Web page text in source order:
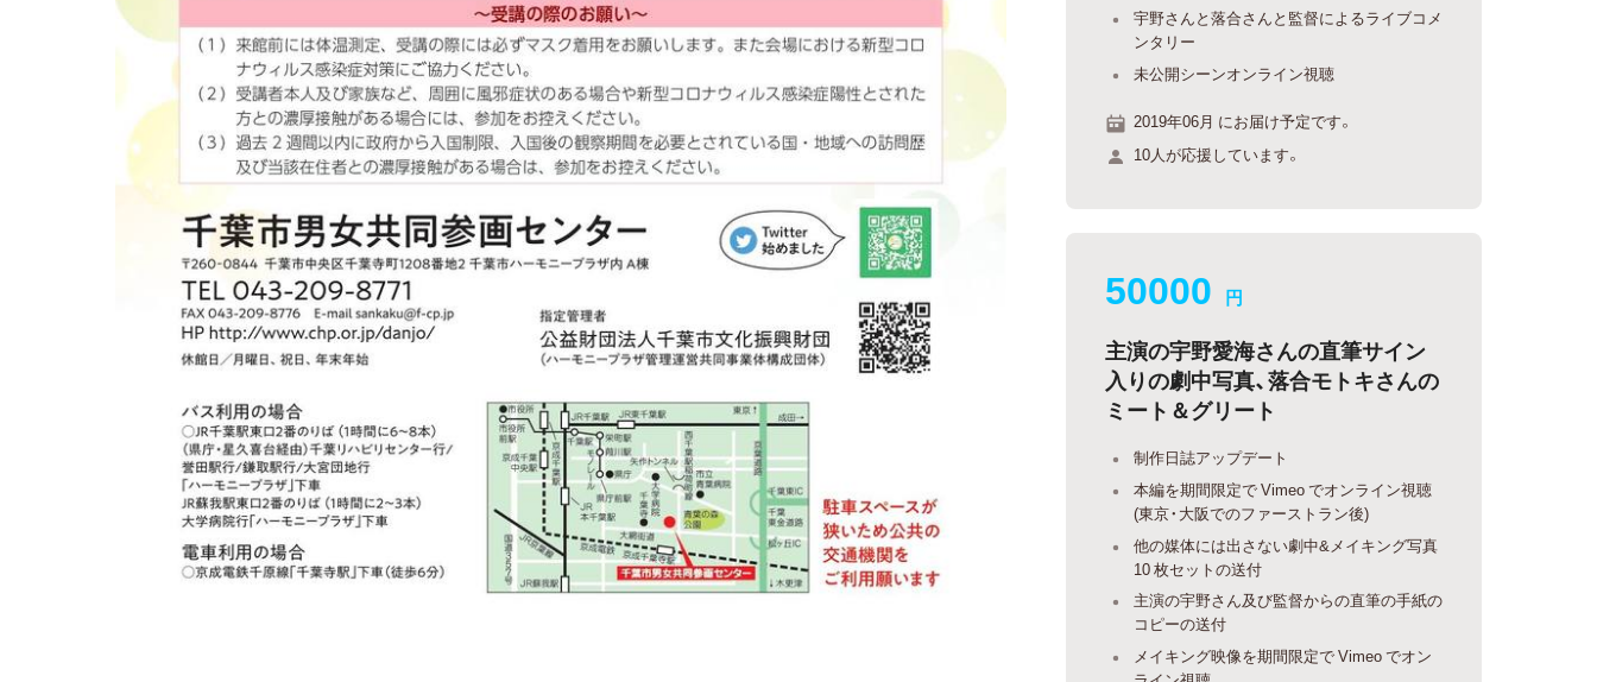
宇野さんと落合さんと監督によるライブコメ
ンタリー
未公開シーンオンライン視聴
2019年06月 にお届け予定です。
10人が応援しています。
50000 円
主演の宇野愛海さんの直筆サイン
入りの劇中写真、落合モトキさんの
ミート＆グリート
制作日誌アップデート
本編を期間限定で Vimeo でオンライン視聴
(東京・大阪でのファーストラン後)
他の媒体には出さない劇中&メイキング写真
10 枚セットの送付
主演の宇野さん及び監督からの直筆の手紙の
コピーの送付
メイキング映像を期間限定で Vimeo でオン